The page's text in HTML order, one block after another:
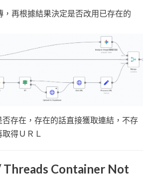
，再根據結果決定是否改用已存在的
存在，存在的話直接獲取連結，不存
得ＵＲＬ
Threads Container Not